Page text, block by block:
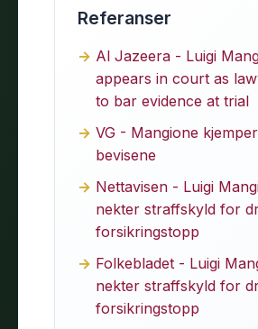
Referanser
Al Jazeera - Luigi
appears in court as
to bar evidence at trial
VG - Mangione
bevisene
Nettavisen - Luigi
nekter straffskyld for
forsikringstopp
Folkebladet - Luigi
nekter straffskyld for
forsikringstopp